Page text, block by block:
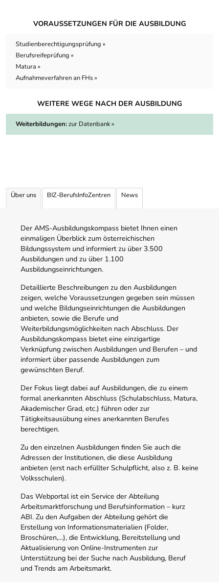
VORAUSSETZUNGEN FÜR DIE AUSBILDUNG
Studienberechtigungsprüfung »
Berufsreifeprüfung »
Matura »
Aufnahmeverfahren an FHs »
WEITERE WEGE NACH DER AUSBILDUNG
Weiterbildungen:zur Datenbank »
Über uns BIZ-BerufsInfoZentren News
Der AMS-Ausbildungskompass bietet Ihnen einen
einmaligen Überblick zum österreichischen
Bildungssystem und informiert zu über 3.500
Ausbildungen und zu über 1.100
Ausbildungseinrichtungen.
Detaillierte Beschreibungen zu den Ausbildungen
zeigen, welche Voraussetzungen gegeben sein müssen
und welche Bildungseinrichtungen die Ausbildungen
anbieten, sowie die Berufe und
Weiterbildungsmöglichkeiten nach Abschluss. Der
Ausbildungskompass bietet eine einzigartige
Verknüpfung zwischen Ausbildungen und Berufen – und
informiert über passende Ausbildungen zum
gewünschten Beruf.
Der Fokus liegt dabei auf Ausbildungen, die zu einem
formal anerkannten Abschluss (Schulabschluss, Matura,
Akademischer Grad, etc.) führen oder zur
Tätigkeitsausübung eines anerkannten Berufes
berechtigen.
Zu den einzelnen Ausbildungen finden Sie auch die
Adressen der Institutionen, die diese Ausbildung
anbieten (erst nach erfüllter Schulpflicht, also z. B. keine
Volksschulen).
Das Webportal ist ein Service der Abteilung
Arbeitsmarktforschung und Berufsinformation – kurz
ABI. Zu den Aufgaben der Abteilung gehört die
Erstellung von Informationsmaterialien (Folder,
Broschüren,…), die Entwicklung, Bereitstellung und
Aktualisierung von Online-Instrumenten zur
Unterstützung bei der Suche nach Ausbildung, Beruf
und Trends am Arbeitsmarkt.